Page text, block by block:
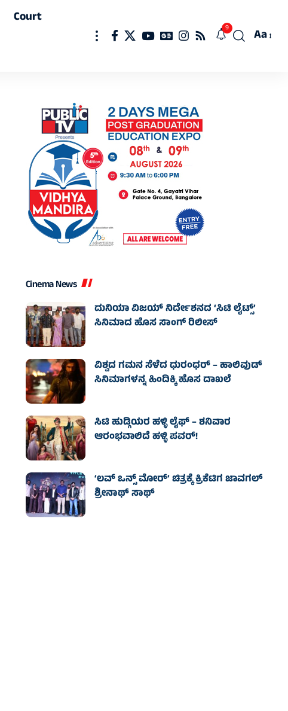
Court
9
Font
Aa
Cinema News
ದುನಿಯಾ ವಿಜಯ್ ನಿರ್ದೇಶನದ ‘ಸಿಟಿ ಲೈಟ್ಸ್’
ಸಿನಿಮಾದ ಹೊಸ ಸಾಂಗ್ ರಿಲೀಸ್
ವಿಶ್ವದ ಗಮನ ಸೆಳೆದ ಧುರಂಧರ್ – ಹಾಲಿವುಡ್‌
ಸಿನಿಮಾಗಳನ್ನ ಹಿಂದಿಕ್ಕಿ ಹೊಸ ದಾಖಲೆ
ಸಿಟಿ ಹುಡ್ಗಿಯರ ಹಳ್ಳಿ ಲೈಫ್‌ – ಶನಿವಾರ
ಆರಂಭವಾಲಿದೆ ಹಳ್ಳಿ ಪವರ್‌!
‘ಲವ್ ಒನ್ಸ್ ಮೋರ್’ ಚಿತ್ರಕ್ಕೆ ಕ್ರಿಕೆಟಿಗ ಜಾವಗಲ್
ಶ್ರೀನಾಥ್ ಸಾಥ್